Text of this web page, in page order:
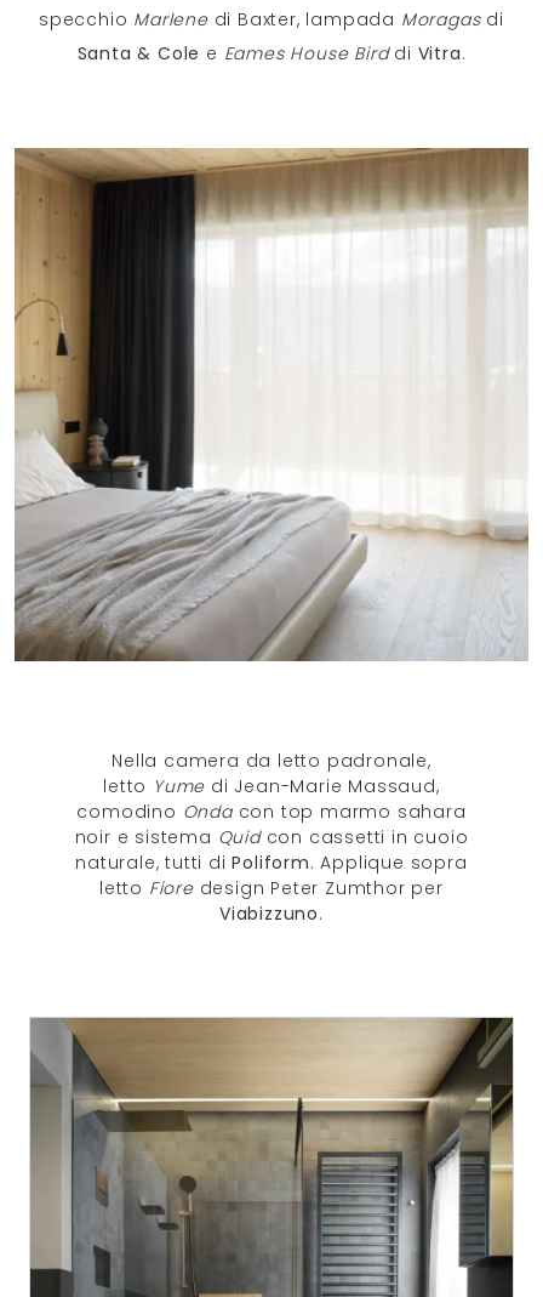
specchio Marlenedi Baxter, lampada Moragasdi
Santa & Cole e Eames House Birddi Vitra.
Nella camera da letto padronale,
letto Yume di Jean-Marie Massaud,
comodino Ondacon top marmo sahara
noir e sistema Quidcon cassetti in cuoio
naturale, tutti diPoliform. Applique sopra
letto Fioredesign Peter Zumthor per
Viabizzuno.